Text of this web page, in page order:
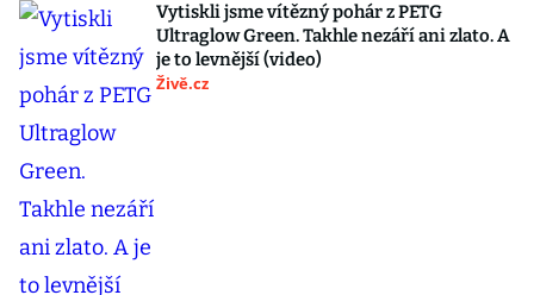
Vytiskli jsme vítězný pohár z PETG
Ultraglow Green. Takhle nezáří ani zlato. A
je to levnější (video)
Živě.cz